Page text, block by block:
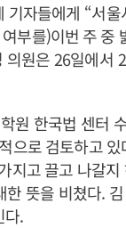
자들에게 “서
부를)이번 주 중
원은 26일에서
원 한국법 센터
으로 검토하고
지고 끌고 나갈
뜻을 비쳤다.
다.